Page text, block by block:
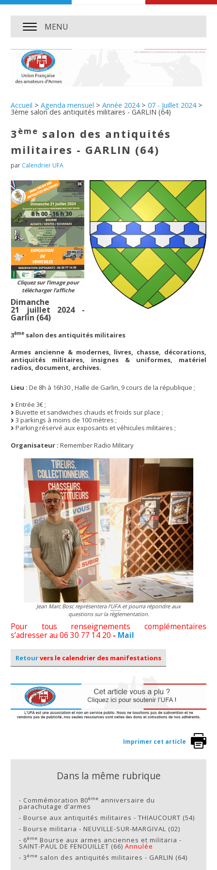
MENU
Accueil >Agenda mensuel >Année 2024>07 - Juillet 2024>
3ème salon des antiquités militaires - GARLIN (64)
3ème salon des antiquités
militaires - GARLIN (64)
par Calendrier UFA
Cliquez sur l’image pour
télécharger l’affiche
Dimanche
21 juillet 2024 -
Garlin (64)
3ème salon des antiquités militaires
Armes ancienne & modernes, livres, chasse, décorations,
antiquités militaires, insignes & uniformes, matériel
radios, document, archives.
Lieu :De 8h à 16h30 , Halle de Garlin, 9 cours de la république ;
Entrée 3€ ;
Buvette et sandwiches chauds et froids sur place ;
3 parkings à moins de 100 mètres ;
Parking réservé aux exposants et véhicules militaires ;
Organisateur : Remember Radio Military
Jean Marc Bosc représentera l’UFA et pourra répondre aux
questions sur la règlementation.
Pour tous renseignements complémentaires
s’adresser au 06 30 77 14 20 - Mail
Retourvers le calendrier des manifestations
Imprimer cet article
Dans la même rubrique
- Commémoration 80ème anniversaire du
parachutage d’armes
-Bourse aux antiquités militaires - THIAUCOURT (54)
-Bourse militaria - NEUVILLE-SUR-MARGIVAL (02)
- 6ème Bourse aux armes anciennes et militaria -
SAINT-PAUL DE FENOUILLET (66)Annulée
-3ème salon des antiquités militaires - GARLIN (64)